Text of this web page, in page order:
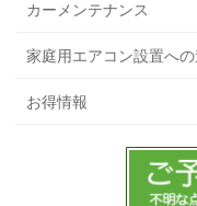
カーメンテナンス
家庭用エアコン設置への
お得情報